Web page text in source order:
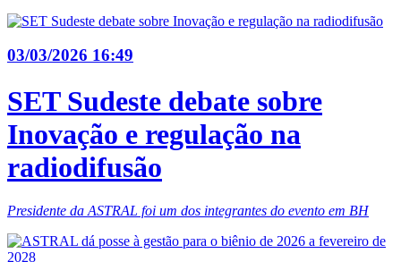
03/03/2026 16:49
SET Sudeste debate sobre
Inovação e regulação na
radiodifusão
Presidente da ASTRAL foi um dos integrantes do evento em BH